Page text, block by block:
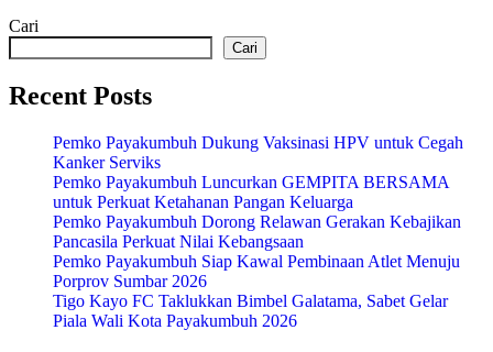
Cari
Cari
Recent Posts
Pemko Payakumbuh Dukung Vaksinasi HPV untuk Cegah
Kanker Serviks
Pemko Payakumbuh Luncurkan GEMPITA BERSAMA
untuk Perkuat Ketahanan Pangan Keluarga
Pemko Payakumbuh Dorong Relawan Gerakan Kebajikan
Pancasila Perkuat Nilai Kebangsaan
Pemko Payakumbuh Siap Kawal Pembinaan Atlet Menuju
Porprov Sumbar 2026
Tigo Kayo FC Taklukkan Bimbel Galatama, Sabet Gelar
Piala Wali Kota Payakumbuh 2026